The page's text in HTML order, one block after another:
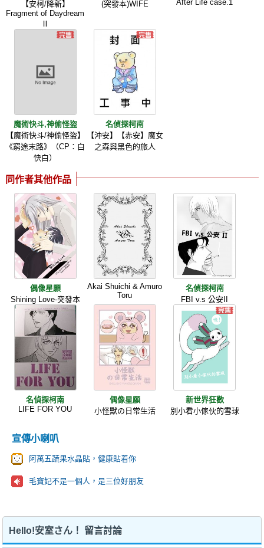
【安柯/降新】
Fragment of Daydream
Ⅱ
(突發本)WIFE
After Life case.1
魔術快斗,神偷怪盜
【魔術快斗/神偷怪盜】
《窮途末路》（CP：白
快白）
名偵探柯南
【沖安】【赤安】魔女
之森與黑色的旅人
同作者其他作品
偶像星願
Shining Love-突發本
Akai Shuichi & Amuro
Toru
名偵探柯南
FBI v.s 公安II
名偵探柯南
LIFE FOR YOU
偶像星願
小怪獸の日常生活
新世界狂歡
別小看小傢伙的雪球
宣傳小喇叭
阿萬五蔬果水晶貼，健康貼着你
毛寶妃不是一個人，是三位好朋友
Hello!安室さん！ 留言討論